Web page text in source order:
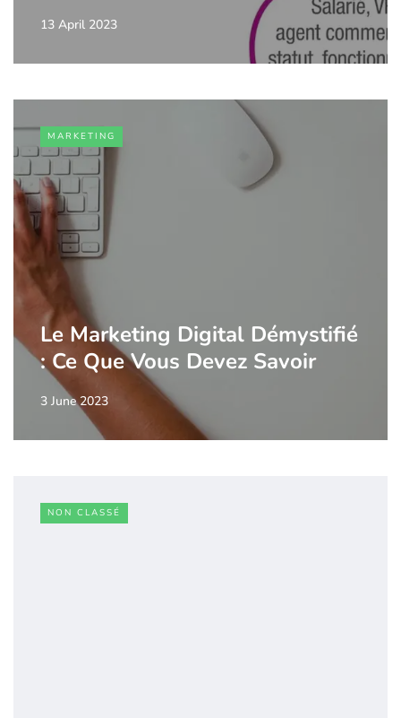
13 April 2023
MARKETING
Le Marketing Digital Démystifié
: Ce Que Vous Devez Savoir
3 June 2023
NON CLASSÉ